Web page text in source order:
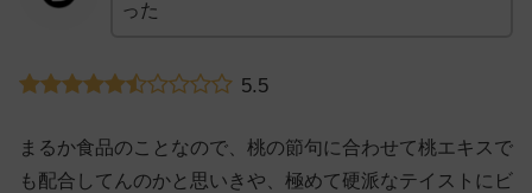
った
5.5
まるか食品のことなので、桃の節句に合わせて桃エキスで
も配合してんのかと思いきや、極めて硬派なテイストにビ